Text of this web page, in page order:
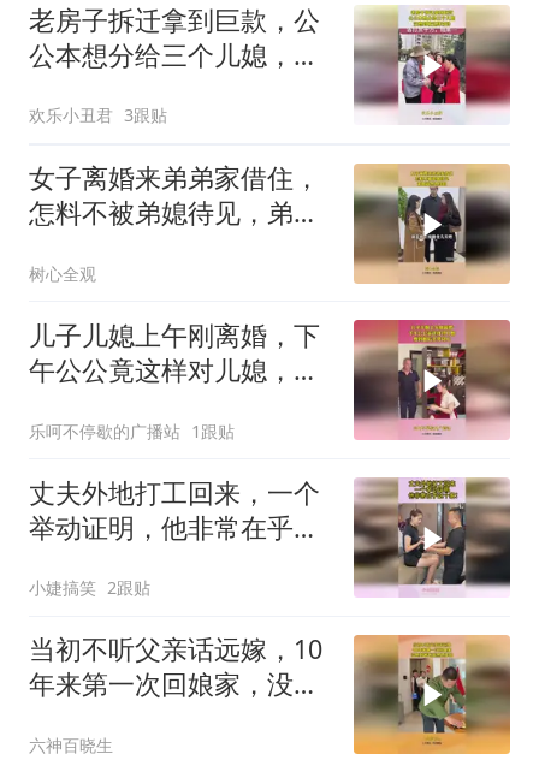
老房子拆迁拿到巨款，公
公本想分给三个儿媳，没
欢乐小丑君 3跟贴
女子离婚来弟弟家借住，
怎料不被弟媳待见，弟媳
树心全观
儿子儿媳上午刚离婚，下
午公公竟这样对儿媳，爱
乐呵不停歇的广播站 1跟贴
丈夫外地打工回来，一个
举动证明，他非常在乎这
小婕搞笑 2跟贴
当初不听父亲话远嫁，10
年来第一次回娘家，没想
六神百晓生